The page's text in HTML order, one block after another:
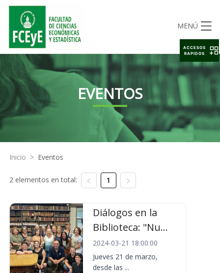
MENÚ
EVENTOS
Inicio > Eventos
2 elementos en total: 1
Diálogos en la
Biblioteca: "Nu...
2024-03-21 18:00:00
Jueves 21 de marzo,
desde las ...
ACCESOS
RAPIDOS